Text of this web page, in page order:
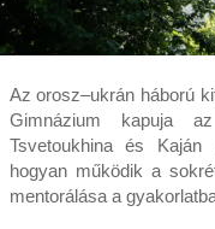
Az orosz–ukrán háború
Gimnázium kapuja
Tsvetoukhina és
hogyan működik a
mentorálása a